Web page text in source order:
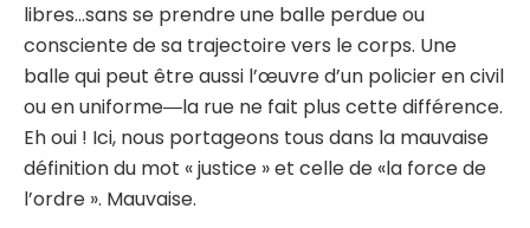
libres…sans se prendre une balle perdue ou
consciente de sa trajectoire vers le corps. Une
balle qui peut être aussi l’œuvre d’un policier en civil
ou en uniforme―la rue ne fait plus cette différence.
Eh oui ! Ici, nous portageons tous dans la mauvaise
définition du mot « justice » et celle de «la force de
l’ordre ». Mauvaise.